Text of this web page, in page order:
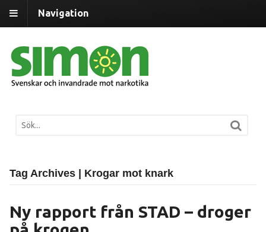
Navigation
Tag Archives | Krogar mot knark
Ny rapport från STAD – droger